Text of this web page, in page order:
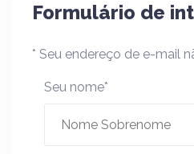
Formulário de
* Seu endereço de e-mail
Seu nome*